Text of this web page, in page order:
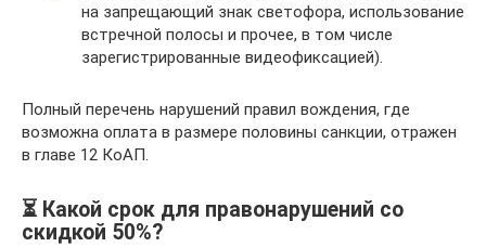
на запрещающий знак светофора, использование
встречной полосы и прочее, в том числе
зарегистрированные видеофиксацией).
Полный перечень нарушений правил вождения, где
возможна оплата в размере половины санкции, отражен
в главе 12 КоАП.
⏳ Какой срок для правонарушений со
скидкой 50%?